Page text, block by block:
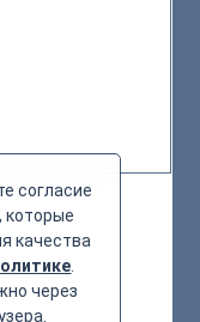
согласие
которые
качества
через